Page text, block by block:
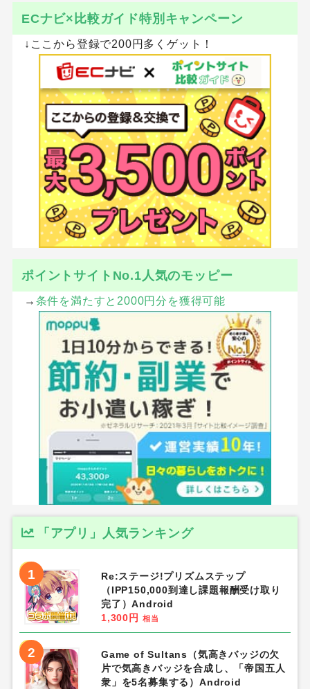
ECナビ×比較ガイド特別キャンペーン
↓ここから登録で200円多くゲット！
ポイントサイトNo.1人気のモッピー
→ 条件を満たすと2000円分を獲得可能
「アプリ」人気ランキング
1
Re:ステージ!プリズムステップ
（IPP150,000到達し課題報酬受け取り
完了）Android
1,300円
相当
2
Game of Sultans（気高きバッジの欠
片で気高きバッジを合成し、「帝国五人
衆」を5名募集する）Android